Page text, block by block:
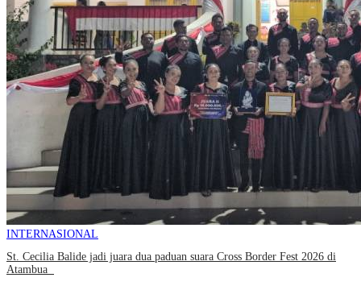
INTERNASIONAL
St. Cecilia Balide jadi juara dua paduan suara Cross Border Fest 2026 di
Atambua